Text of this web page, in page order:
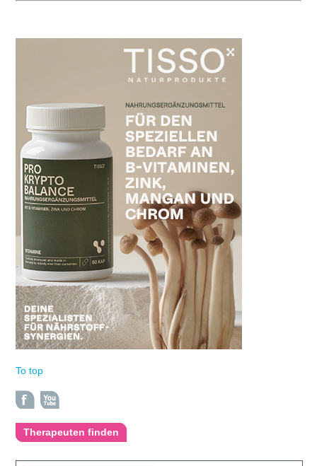
To top
Therapeuten finden